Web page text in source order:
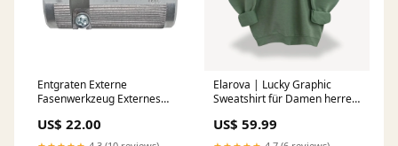
Entgraten Externe
Fasenwerkzeug Externes
Entgratwerkzeug für
Außenfasen Entfernen von
US$ 22.00
Elarova | Lucky Graphic
Sweatshirt für Damen herren
US$ 59.99